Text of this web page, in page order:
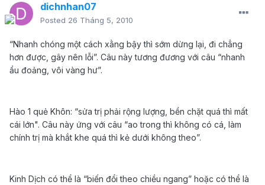
dichnhan07
Posted 26 Tháng 5, 2010
“Nhanh chóng một cách xằng bậy thì sớm dừng lại, đi chẳng
hơn được, gây nên lỗi”. Câu này tương đương với câu “nhanh
ẩu đoảng, vôi vàng hư”.
Hào 1 quẻ Khôn: “sửa trị phải rộng lượng, bền chặt quá thì mất
cái lớn". Câu này ứng với câu “ao trong thì không có cá, làm
chính trị mà khắt khe quá thì kẻ dưới không theo”.
Kinh Dịch có thể là “biến đổi theo chiều ngang” hoặc có thể là